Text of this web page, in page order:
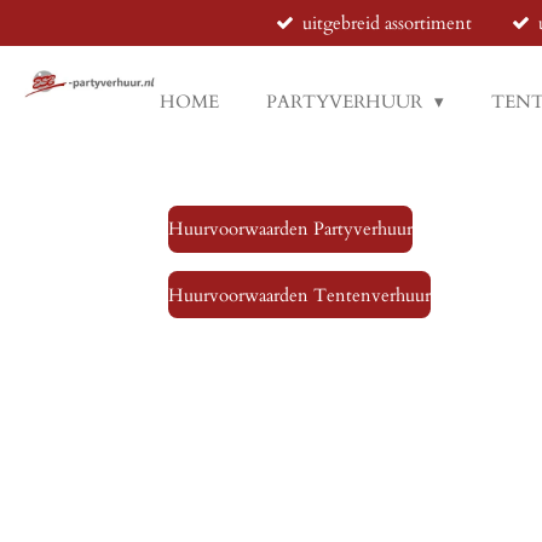
direct
naar
de
uitgebreid assortiment
HOME PARTYVERHUUR
Huurvoorwaarden Partyverhuur
Huurvoorwaarden Tentenverhuur